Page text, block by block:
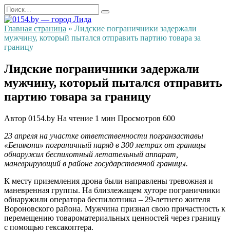
Перейти
к
содержанию
Search
for:
Главная страница » Лидские пограничники задержали
мужчину, который пытался отправить партию товара за
границу
Лидские пограничники задержали
мужчину, который пытался отправить
партию товара за границу
Автор 0154.by На чтение 1 мин Просмотров 600
23 апреля на участке ответственности погранзаставы
«Бенякони» пограничный наряд в 300 метрах от границы
обнаружил беспилотный летательный аппарат,
маневрирующий в районе государственной границы.
К месту приземления дрона были направлены тревожная и
маневренная группы. На близлежащем хуторе пограничники
обнаружили оператора беспилотника – 29-летнего жителя
Вороновского района. Мужчина признал свою причастность к
перемещению товароматериальных ценностей через границу
с помощью гексакоптера.